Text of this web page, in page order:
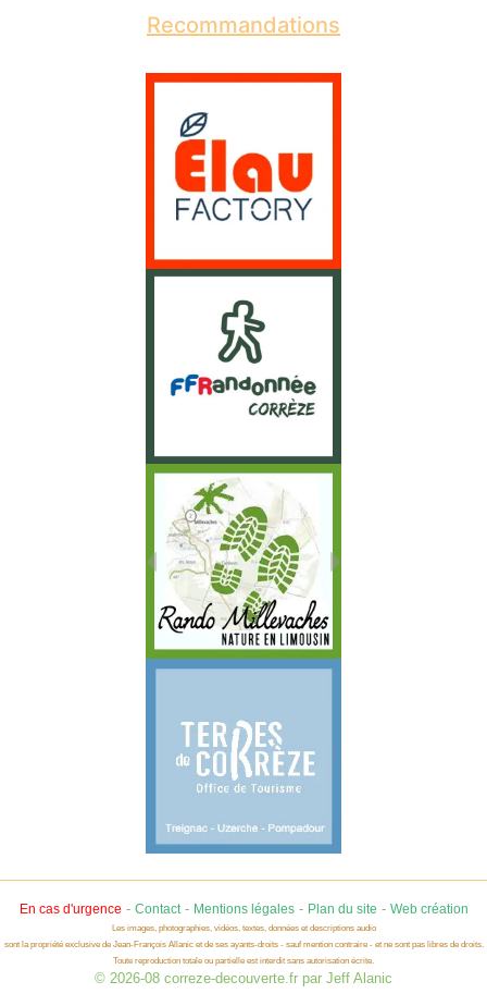
Recommandations
En cas d'urgence - Contact- Mentions légales- Plan du site - Web création
Les images, photographies, vidéos, textes, données et descriptions audio
sont la propriété exclusive de Jean-François Allanic et de ses ayants-droits - sauf mention contraire - et ne sont pas libres de droits.
Toute reproduction totale ou partielle est interdit sans autorisation écrite.
© 2026-08 correze-decouverte.fr par Jeff Alanic